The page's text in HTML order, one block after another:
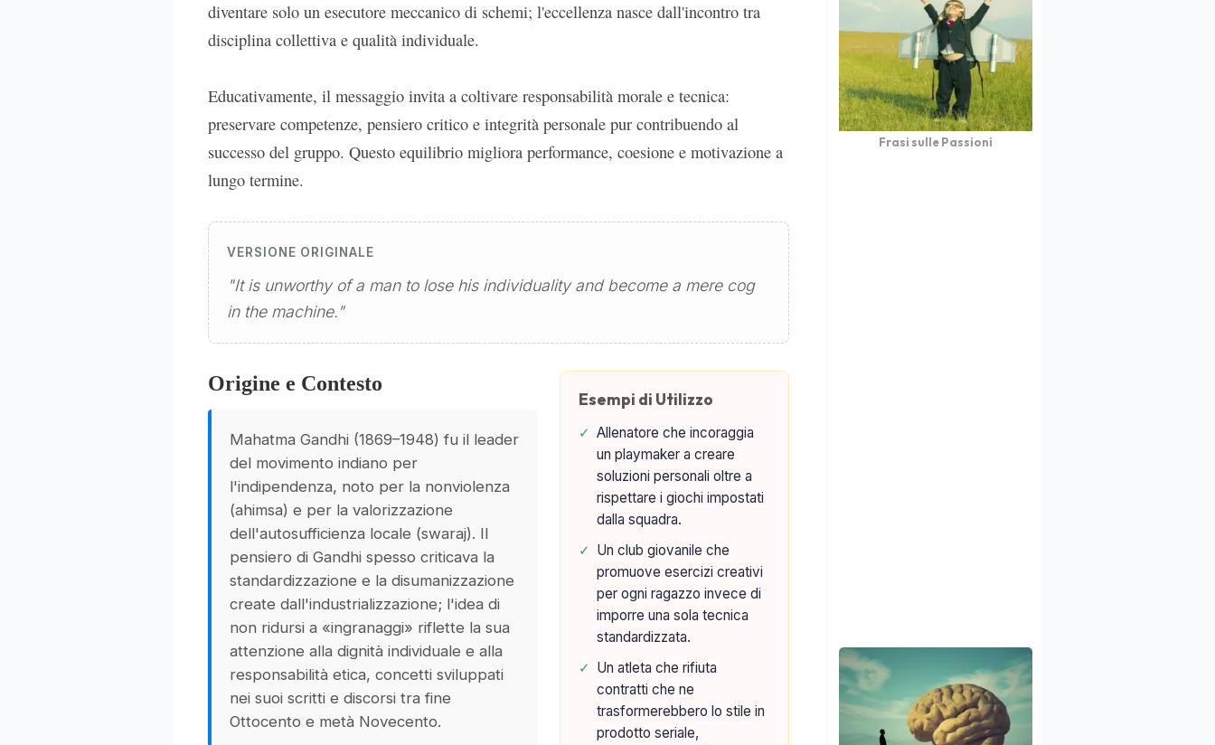
diventare solo un esecutore meccanico di schemi; l'eccellenza nasce dall'incontro tra
disciplina collettiva e qualità individuale.
Educativamente, il messaggio invita a coltivare responsabilità morale e tecnica:
preservare competenze, pensiero critico e integrità personale pur contribuendo al
successo del gruppo. Questo equilibrio migliora performance, coesione e motivazione a
lungo termine.
VERSIONE ORIGINALE
"It is unworthy of a man to lose his individuality and become a mere cog
in the machine."
Origine e Contesto
Mahatma Gandhi (1869–1948) fu il leader
del movimento indiano per
l'indipendenza, noto per la nonviolenza
(ahimsa) e per la valorizzazione
dell'autosufficienza locale (swaraj). Il
pensiero di Gandhi spesso criticava la
standardizzazione e la disumanizzazione
create dall'industrializzazione; l'idea di
non ridursi a «ingranaggi» riflette la sua
attenzione alla dignità individuale e alla
responsabilità etica, concetti sviluppati
nei suoi scritti e discorsi tra fine
Ottocento e metà Novecento.
Esempi di Utilizzo
✓ Allenatore che incoraggia
un playmaker a creare
soluzioni personali oltre a
rispettare i giochi impostati
dalla squadra.
✓ Un club giovanile che
promuove esercizi creativi
per ogni ragazzo invece di
imporre una sola tecnica
standardizzata.
✓ Un atleta che rifiuta
contratti che ne
trasformerebbero lo stile in
prodotto seriale,
Frasi sulle Passioni